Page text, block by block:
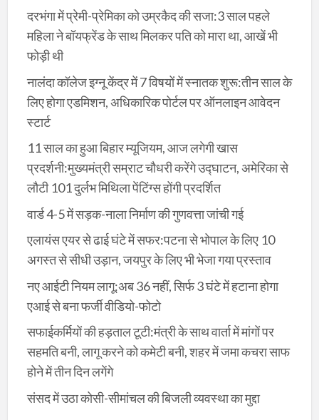
दरभंगा में प्रेमी-प्रेमिका को उम्रकैद की सजा:3 साल पहले
महिला ने बॉयफ्रेंड के साथ मिलकर पति को मारा था, आखें भी
फोड़ी थी
नालंदा कॉलेज इग्नू केंद्र में 7 विषयों में स्नातक शुरू:तीन साल के
लिए होगा एडमिशन, अधिकारिक पोर्टल पर ऑनलाइन आवेदन
स्टार्ट
11 साल का हुआ बिहार म्यूजियम, आज लगेगी खास
प्रदर्शनी:मुख्यमंत्री सम्राट चौधरी करेंगे उद्घाटन, अमेरिका से
लौटी 101 दुर्लभ मिथिला पेंटिंग्स होंगी प्रदर्शित
वार्ड 4-5 में सड़क-नाला निर्माण की गुणवत्ता जांची गई
एलायंस एयर से ढाई घंटे में सफर:पटना से भोपाल के लिए 10
अगस्त से सीधी उड़ान, जयपुर के लिए भी भेजा गया प्रस्ताव
नए आईटी नियम लागू:अब 36 नहीं, सिर्फ 3 घंटे में हटाना होगा
एआई से बना फर्जी वीडियो-फोटो
सफाईकर्मियों की हड़ताल टूटी:मंत्री के साथ वार्ता में मांगों पर
सहमति बनी, लागू करने को कमेटी बनी, शहर में जमा कचरा साफ
होने में तीन दिन लगेंगे
संसद में उठा कोसी-सीमांचल की बिजली व्यवस्था का मुद्दा